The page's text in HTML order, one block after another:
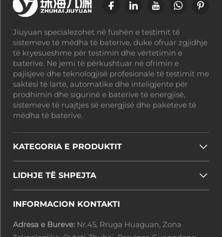
Jiuyuan specialezohet në fushën e testimit të
sistemeve të mëdha të baterive, duke ofruar zgjidhje
të kryesueshme për testimin dhe vërtetimin e
baterive. Ne jemi të përkushtuar në ofrimin e
pajisjeve dhe teknologjisë profesionale të testimit me
saktësi të lartë, automatike dhe inteligjente për
prodhimin dhe sigurinë e baterive të energjisë,
sistemeve të ruajtjes së energjisë dhe paketeve të
mëdha të baterive.
KATEGORIA E PRODUKTIT
LIDHJE TË SHPEJTA
INFORMACION KONTAKTI
Adresa e Bureve: Nr.45, Rruga Huaguan, Zona